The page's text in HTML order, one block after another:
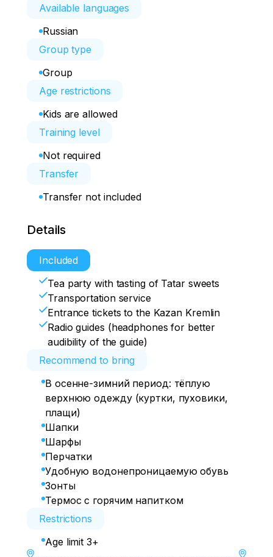
Available languages
Russian
Group type
Group
Age restrictions
Kids are allowed
Training level
Not required
Transfer
Transfer not included
Details
Included
Tea party with tasting of Tatar sweets
Transportation service
Entrance tickets to the Kazan Kremlin
Radio guides (headphones for better
audibility of the guide)
Recommend to bring
В осенне-зимний период: тёплую
верхнюю одежду (куртки, пуховики,
плащи)
Шапки
Шарфы
Перчатки
Удобную водонепроницаемую обувь
Зонты
Термос с горячим напитком
Restrictions
Age limit 3+